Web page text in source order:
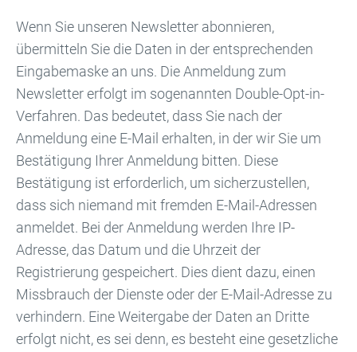
Wenn Sie unseren Newsletter abonnieren,
übermitteln Sie die Daten in der entsprechenden
Eingabemaske an uns. Die Anmeldung zum
Newsletter erfolgt im sogenannten Double-Opt-in-
Verfahren. Das bedeutet, dass Sie nach der
Anmeldung eine E-Mail erhalten, in der wir Sie um
Bestätigung Ihrer Anmeldung bitten. Diese
Bestätigung ist erforderlich, um sicherzustellen,
dass sich niemand mit fremden E-Mail-Adressen
anmeldet. Bei der Anmeldung werden Ihre IP-
Adresse, das Datum und die Uhrzeit der
Registrierung gespeichert. Dies dient dazu, einen
Missbrauch der Dienste oder der E-Mail-Adresse zu
verhindern. Eine Weitergabe der Daten an Dritte
erfolgt nicht, es sei denn, es besteht eine gesetzliche